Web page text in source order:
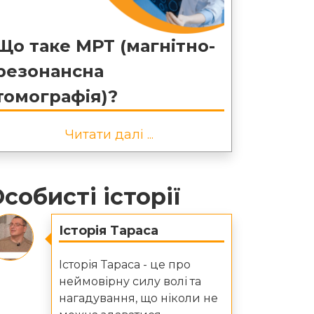
таке МРТ (магнітно-
Читати далі ...
історії
Історія Тараса
Історія Тараса - це про
неймовірну силу волі та
нагадування, що ніколи не